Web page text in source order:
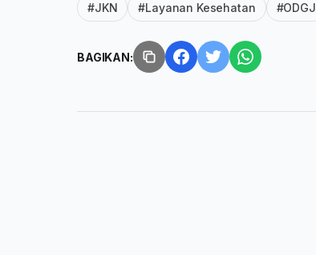
#JKN #Layanan Kesehatan #ODGJ
BAGIKAN: